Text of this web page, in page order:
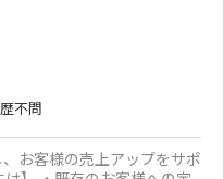
不問
お客様の売上アップをサポ